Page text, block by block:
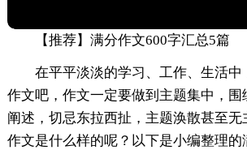
【推荐】满分作文600字汇总5篇
在平平淡淡的学习、工作、生活中
作文吧，作文一定要做到主题集中，围
阐述，切忌东拉西扯，主题涣散甚至无
作文是什么样的呢？以下是小编整理的